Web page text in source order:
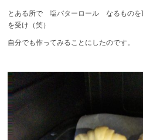
とある所で 塩バターロール なるものを
を受け（笑）
自分でも作ってみることにしたのです。